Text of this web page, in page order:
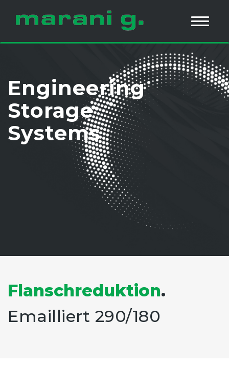
Engineering
Storage
Systems
Flanschreduktion.
Emailliert 290/180